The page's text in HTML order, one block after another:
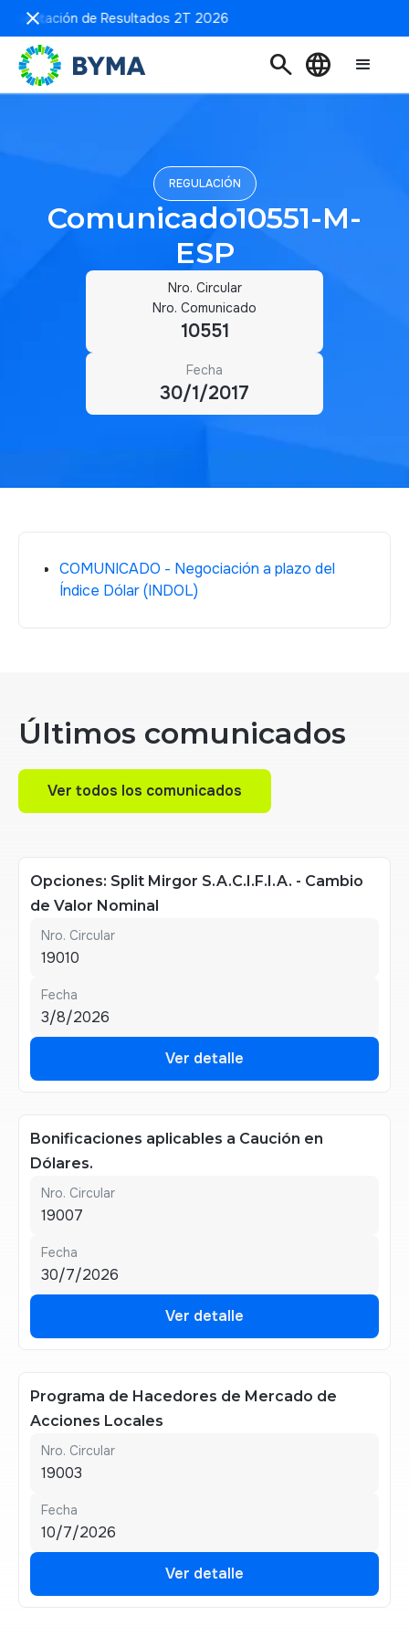
de Resultados 2T 2026
search language
REGULACIÓN
Comunicado10551-M-
ESP
Nro. Circular
Nro. Comunicado
10551
Fecha
30/1/2017
COMUNICADO - Negociación a plazo del
Índice Dólar (INDOL)
Últimos comunicados
Ver todos los comunicados
Opciones: Split Mirgor S.A.C.I.F.I.A. - Cambio
de Valor Nominal
Nro. Circular
19010
Fecha
3/8/2026
Ver detalle
Bonificaciones aplicables a Caución en
Dólares.
Nro. Circular
19007
Fecha
30/7/2026
Ver detalle
Programa de Hacedores de Mercado de
Acciones Locales
Nro. Circular
19003
Fecha
10/7/2026
Ver detalle